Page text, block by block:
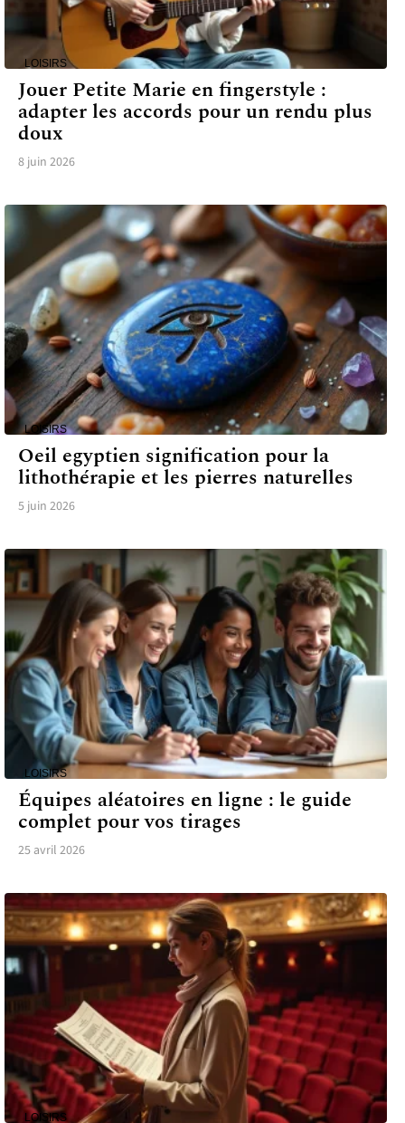
LOISIRS
Jouer Petite Marie en fingerstyle :
adapter les accords pour un rendu plus
doux
8 juin 2026
LOISIRS
Oeil egyptien signification pour la
lithothérapie et les pierres naturelles
5 juin 2026
LOISIRS
Équipes aléatoires en ligne : le guide
complet pour vos tirages
25 avril 2026
LOISIRS